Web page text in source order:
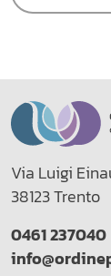
Via Luigi
38123 Trento
0461 237040